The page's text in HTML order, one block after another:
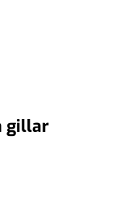
gillar